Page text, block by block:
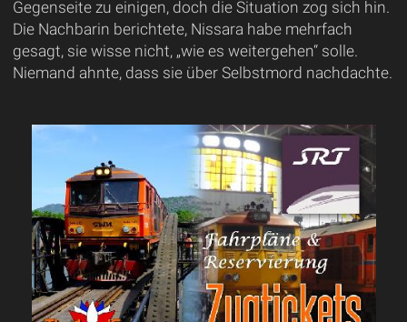
Gegenseite zu einigen, doch die Situation zog sich hin.
Die Nachbarin berichtete, Nissara habe mehrfach
gesagt, sie wisse nicht, „wie es weitergehen“ solle.
Niemand ahnte, dass sie über Selbstmord nachdachte.